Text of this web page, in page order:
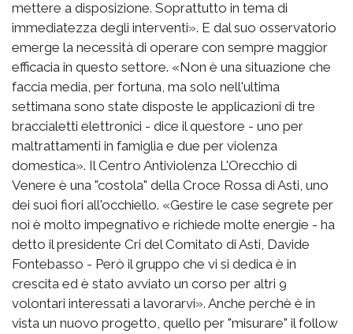
mettere a disposizione. Soprattutto in tema di
immediatezza degli interventi». E dal suo osservatorio
emerge la necessità di operare con sempre maggior
efficacia in questo settore. «Non è una situazione che
faccia media, per fortuna, ma solo nell'ultima
settimana sono state disposte le applicazioni di tre
braccialetti elettronici - dice il questore - uno per
maltrattamenti in famiglia e due per violenza
domestica». Il Centro Antiviolenza L'Orecchio di
Venere è una "costola" della Croce Rossa di Asti, uno
dei suoi fiori all'occhiello. «Gestire le case segrete per
noi è molto impegnativo e richiede molte energie - ha
detto il presidente Cri del Comitato di Asti, Davide
Fontebasso - Però il gruppo che vi si dedica è in
crescita ed è stato avviato un corso per altri 9
volontari interessati a lavorarvi». Anche perchè è in
vista un nuovo progetto, quello per "misurare" il follow